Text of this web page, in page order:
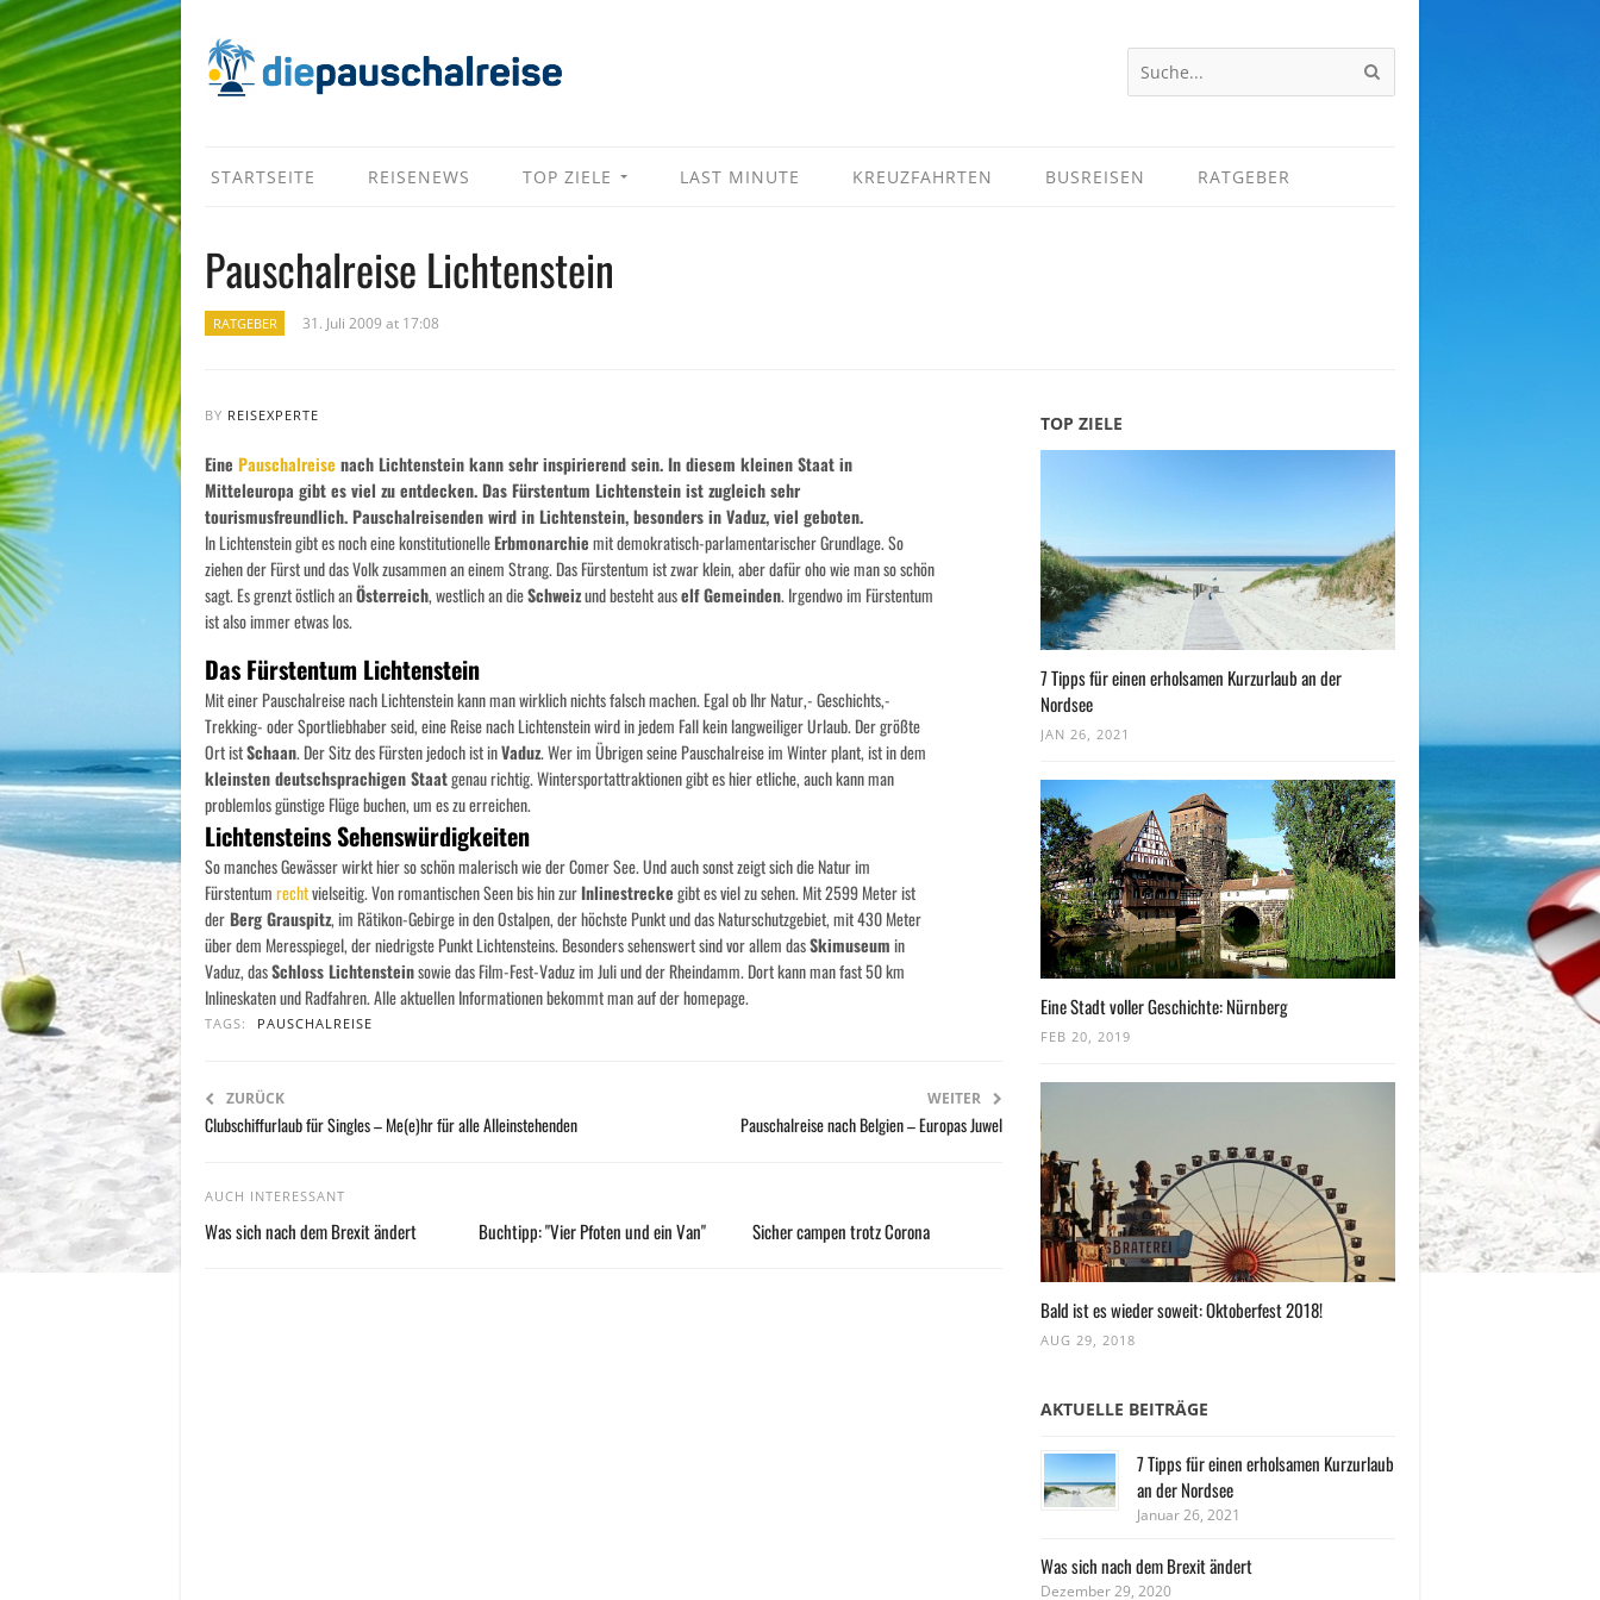
STARTSEITE REISENEWS TOP ZIELE LAST MINUTE KREUZFAHRTEN BUSREISEN RATGEBER
Pauschalreise Lichtenstein
RATGEBER 31. Juli 2009 at 17:08
BY REISEXPERTE
Eine Pauschalreise nach Lichtenstein kann sehr inspirierend sein. In diesem kleinen Staat in
Mitteleuropa gibt es viel zu entdecken. Das Fürstentum Lichtenstein ist zugleich sehr
tourismusfreundlich. Pauschalreisenden wird in Lichtenstein, besonders in Vaduz, viel geboten.
In Lichtenstein gibt es noch eine konstitutionelleErbmonarchiemit demokratisch-parlamentarischer Grundlage. So
ziehen der Fürst und das Volk zusammen an einem Strang. Das Fürstentum ist zwar klein, aber dafür oho wie man so schön
sagt. Es grenzt östlich anÖsterreich, westlich an dieSchweizund besteht auself Gemeinden. Irgendwo im Fürstentum
ist also immer etwas los.
Das Fürstentum Lichtenstein
Mit einer Pauschalreise nach Lichtenstein kann man wirklich nichts falsch machen. Egal ob Ihr Natur,- Geschichts,-
Trekking- oder Sportliebhaber seid, eine Reise nach Lichtenstein wird in jedem Fall kein langweiliger Urlaub. Der größte
Ort istSchaan. Der Sitz des Fürsten jedoch ist inVaduz. Wer im Übrigen seine Pauschalreise im Winter plant, ist in dem
kleinsten deutschsprachigen Staatgenau richtig. Wintersportattraktionen gibt es hier etliche, auch kann man
problemlos günstige Flüge buchen, um es zu erreichen.
Lichtensteins Sehenswürdigkeiten
So manches Gewässer wirkt hier so schön malerisch wie der Comer See. Und auch sonst zeigt sich die Natur im
Fürstentumrechtvielseitig. Von romantischen Seen bis hin zurInlinestreckegibt es viel zu sehen. Mit 2599 Meter ist
derBerg Grauspitz, im Rätikon-Gebirge in den Ostalpen, der höchste Punkt und das Naturschutzgebiet, mit 430 Meter
über dem Meresspiegel, der niedrigste Punkt Lichtensteins. Besonders sehenswert sind vor allem dasSkimuseumin
Vaduz, dasSchloss Lichtensteinsowie das Film-Fest-Vaduz im Juli und der Rheindamm. Dort kann man fast 50 km
Inlineskaten und Radfahren. Alle aktuellen Informationen bekommt man auf der homepage.
TAGS: PAUSCHALREISE
ZURÜCK
Clubschiffurlaub für Singles – Me(e)hr für alle Alleinstehenden
WEITER
Pauschalreise nach Belgien – Europas Juwel
AUCH INTERESSANT
Was sich nach dem Brexit ändert Buchtipp: "Vier Pfoten und ein Van" Sicher campen trotz Corona
TOP ZIELE
7 Tipps für einen erholsamen Kurzurlaub an der
Nordsee
JAN 26, 2021
Eine Stadt voller Geschichte: Nürnberg
FEB 20, 2019
Bald ist es wieder soweit: Oktoberfest 2018!
AUG 29, 2018
AKTUELLE BEITRÄGE
7 Tipps für einen erholsamen Kurzurlaub
an der Nordsee
Januar 26, 2021
Was sich nach dem Brexit ändert
Dezember 29, 2020